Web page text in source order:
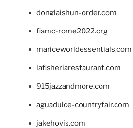
donglaishun-order.com
fiamc-rome2022.org
mariceworldessentials.com
lafisheriarestaurant.com
915jazzandmore.com
aguadulce-countryfair.com
jakehovis.com